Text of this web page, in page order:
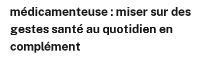
médicamenteuse : miser sur des
gestes santé au quotidien en
complément